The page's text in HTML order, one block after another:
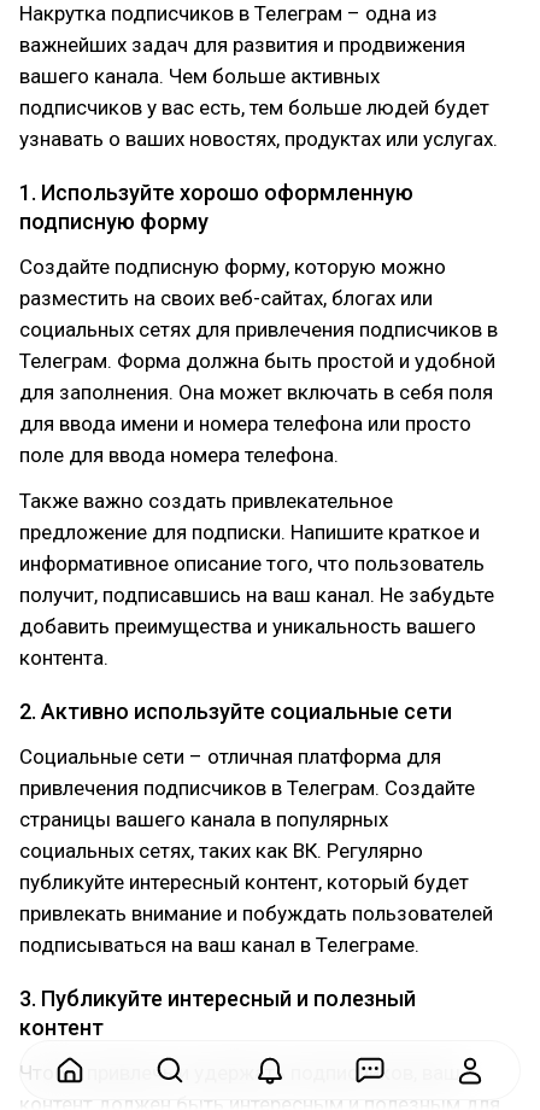
Накрутка подписчиков в Телеграм – одна из
важнейших задач для развития и продвижения
вашего канала. Чем больше активных
подписчиков у вас есть, тем больше людей будет
узнавать о ваших новостях, продуктах или услугах.
1. Используйте хорошо оформленную
подписную форму
Создайте подписную форму, которую можно
разместить на своих веб-сайтах, блогах или
социальных сетях для привлечения подписчиков в
Телеграм. Форма должна быть простой и удобной
для заполнения. Она может включать в себя поля
для ввода имени и номера телефона или просто
поле для ввода номера телефона.
Также важно создать привлекательное
предложение для подписки. Напишите краткое и
информативное описание того, что пользователь
получит, подписавшись на ваш канал. Не забудьте
добавить преимущества и уникальность вашего
контента.
2. Активно используйте социальные сети
Социальные сети – отличная платформа для
привлечения подписчиков в Телеграм. Создайте
страницы вашего канала в популярных
социальных сетях, таких как ВК. Регулярно
публикуйте интересный контент, который будет
привлекать внимание и побуждать пользователей
подписываться на ваш канал в Телеграме.
3. Публикуйте интересный и полезный
контент
Чтобы привлечь и удержать подписчиков, ваш
контент должен быть интересным и полезным для